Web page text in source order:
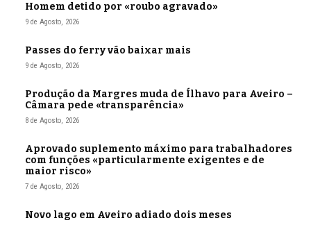
Homem detido por «roubo agravado»
9 de Agosto, 2026
Passes do ferry vão baixar mais
9 de Agosto, 2026
Produção da Margres muda de Ílhavo para Aveiro –
Câmara pede «transparência»
8 de Agosto, 2026
Aprovado suplemento máximo para trabalhadores
com funções «particularmente exigentes e de
maior risco»
7 de Agosto, 2026
Novo lago em Aveiro adiado dois meses